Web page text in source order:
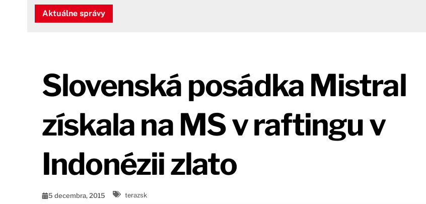
Aktuálne správy
Slovenská posádka Mistral
získala na MS v raftingu v
Indonézii zlato
5 decembra, 2015 terazsk